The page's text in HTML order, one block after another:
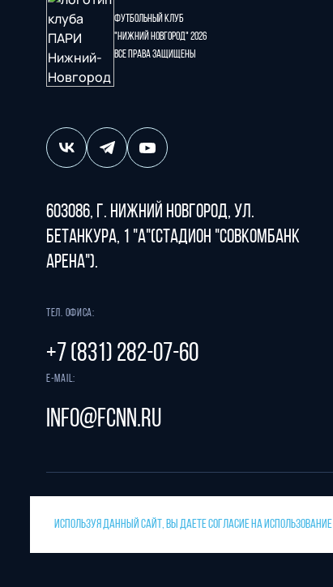
Футбольный клуб
"Нижний Новгород" 2026
Все права защищены
603086, г. Нижний Новгород, ул.
Бетанкура, 1 "А"(стадион "СОВКОМБАНК
АРЕНА").
Тел. офиса:
+7 (831) 282-07-60
E-mail:
info@fcnn.ru
Защита от спама reCAPTCHA.
ИСПОЛЬЗУЯ ДАННЫЙ САЙТ, ВЫ ДАЕТЕ СОГЛАСИЕ НА ИСПОЛЬЗОВАНИЕ